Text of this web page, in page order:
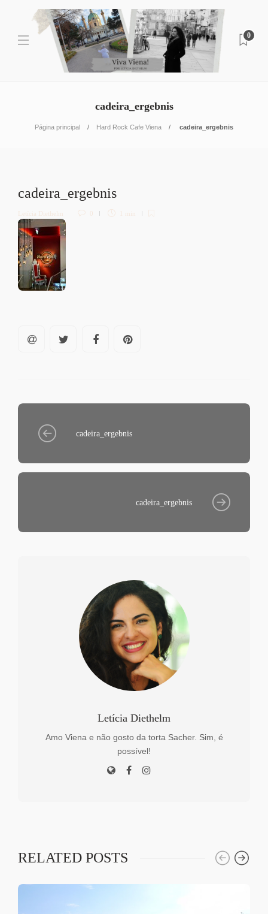
0
cadeira_ergebnis
Página principal Hard Rock Cafe Viena cadeira_ergebnis
cadeira_ergebnis
Letícia Diethelm 0 1 min
cadeira_ergebnis
cadeira_ergebnis
Letícia Diethelm
Amo Viena e não gosto da torta Sacher. Sim, é
possível!
RELATED POSTS